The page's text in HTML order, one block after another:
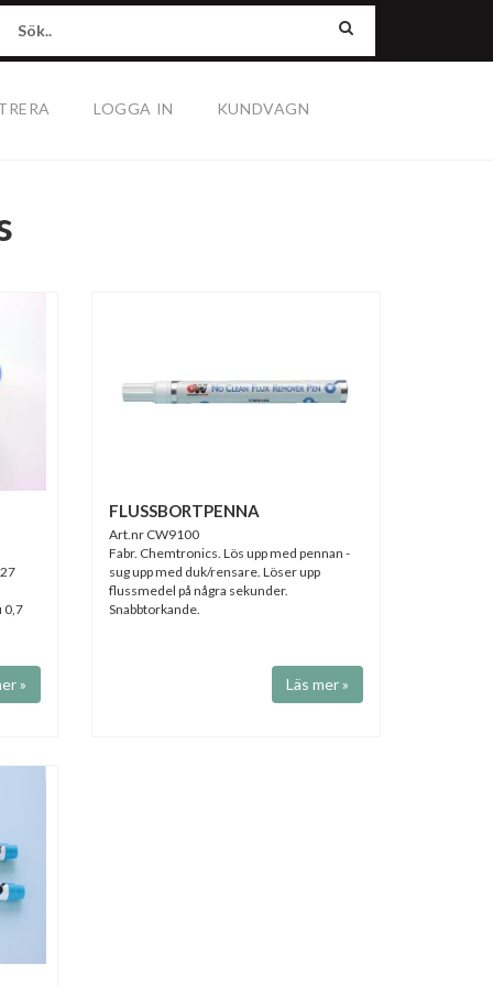
LOGGA IN KUNDVAGN
0,7
»
FLUSSBORTPENNA
Art.nr CW9100
Fabr. Chemtronics. Lös upp med pennan -
sug upp med duk/rensare. Löser upp
flussmedel på några sekunder.
Snabbtorkande.
Läs mer »